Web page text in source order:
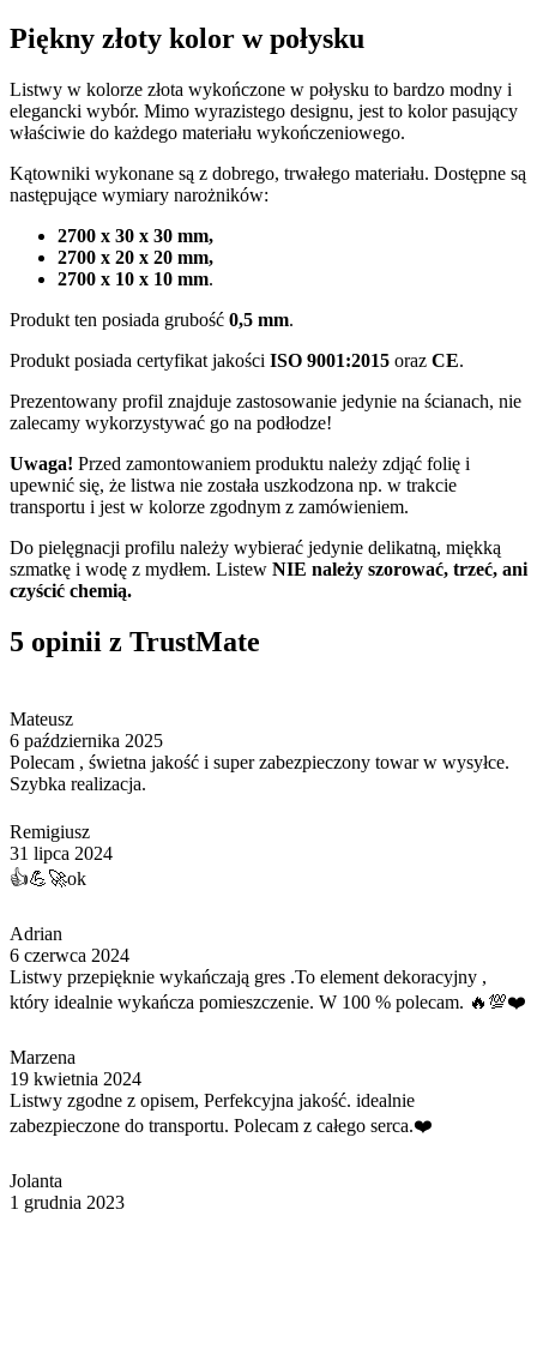
Piękny złoty kolor w połysku
Listwy w kolorze złota wykończone w połysku to bardzo modny i
elegancki wybór. Mimo wyrazistego designu, jest to kolor pasujący
właściwie do każdego materiału wykończeniowego.
Kątowniki wykonane są z dobrego, trwałego materiału. Dostępne są
następujące wymiary narożników:
2700 x 30 x 30 mm,
2700 x 20 x 20 mm,
2700 x 10 x 10 mm.
Produkt ten posiada grubość 0,5 mm.
Produkt posiada certyfikat jakości ISO 9001:2015 oraz CE.
Prezentowany profil znajduje zastosowanie jedynie na ścianach, nie
zalecamy wykorzystywać go na podłodze!
Uwaga! Przed zamontowaniem produktu należy zdjąć folię i
upewnić się, że listwa nie została uszkodzona np. w trakcie
transportu i jest w kolorze zgodnym z zamówieniem.
Do pielęgnacji profilu należy wybierać jedynie delikatną, miękką
szmatkę i wodę z mydłem. Listew NIE należy szorować, trzeć, ani
czyścić chemią.
5 opinii z TrustMate
Mateusz
6 października 2025
Polecam , świetna jakość i super zabezpieczony towar w wysyłce.
Szybka realizacja.
Remigiusz
31 lipca 2024
👍️💪🚀ok
Adrian
6 czerwca 2024
Listwy przepięknie wykańczają gres .To element dekoracyjny ,
który idealnie wykańcza pomieszczenie. W 100 % polecam. 🔥💯❤️
Marzena
19 kwietnia 2024
Listwy zgodne z opisem, Perfekcyjna jakość. idealnie
zabezpieczone do transportu. Polecam z całego serca.❤️
Jolanta
1 grudnia 2023